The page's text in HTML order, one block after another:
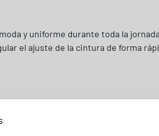
G
A
y uniforme durante toda la
el ajuste de la cintura de forma
trabajo o efectos personales con total